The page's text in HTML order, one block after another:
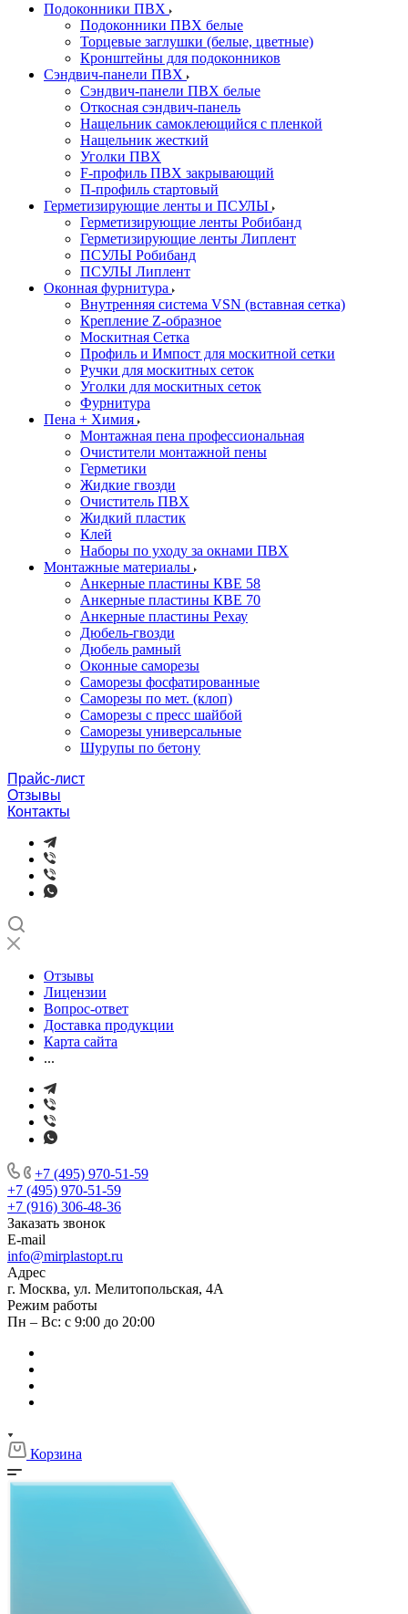
Подоконники ПВХ
Подоконники ПВХ белые
Торцевые заглушки (белые, цветные)
Кронштейны для подоконников
Сэндвич-панели ПВХ
Сэндвич-панели ПВХ белые
Откосная сэндвич-панель
Нащельник самоклеющийся с пленкой
Нащельник жесткий
Уголки ПВХ
F-профиль ПВХ закрывающий
П-профиль стартовый
Герметизирующие ленты и ПСУЛЫ
Герметизирующие ленты Робибанд
Герметизирующие ленты Липлент
ПСУЛЫ Робибанд
ПСУЛЫ Липлент
Оконная фурнитура
Внутренняя система VSN (вставная сетка)
Крепление Z-образное
Москитная Сетка
Профиль и Импост для москитной сетки
Ручки для москитных сеток
Уголки для москитных сеток
Фурнитура
Пена + Химия
Монтажная пена профессиональная
Очистители монтажной пены
Герметики
Жидкие гвозди
Очиститель ПВХ
Жидкий пластик
Клей
Наборы по уходу за окнами ПВХ
Монтажные материалы
Анкерные пластины КВЕ 58
Анкерные пластины КВЕ 70
Анкерные пластины Рехау
Дюбель-гвозди
Дюбель рамный
Оконные саморезы
Саморезы фосфатированные
Саморезы по мет. (клоп)
Саморезы с пресс шайбой
Саморезы универсальные
Шурупы по бетону
Прайс-лист
Отзывы
Контакты
Отзывы
Лицензии
Вопрос-ответ
Доставка продукции
Карта сайта
...
+7 (495) 970-51-59
+7 (495) 970-51-59
+7 (916) 306-48-36
Заказать звонок
E-mail
info@mirplastopt.ru
Адрес
г. Москва, ул. Мелитопольская, 4А
Режим работы
Пн – Вс: с 9:00 до 20:00
Корзина